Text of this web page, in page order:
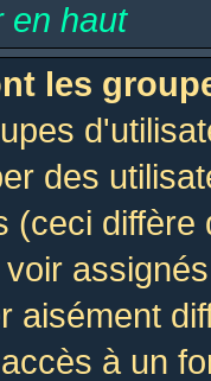
en haut
les
des
(ceci diffère
voir
aisément
à un